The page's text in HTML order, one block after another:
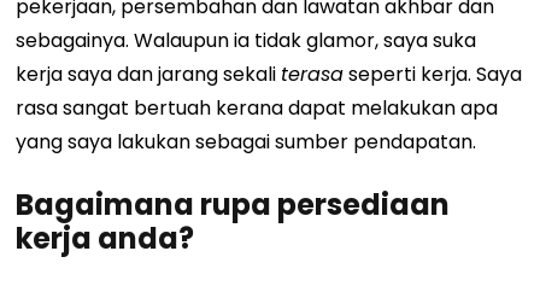
pekerjaan, persembahan dan lawatan akhbar dan
sebagainya. Walaupun ia tidak glamor, saya suka
kerja saya dan jarang sekali terasaseperti kerja. Saya
rasa sangat bertuah kerana dapat melakukan apa
yang saya lakukan sebagai sumber pendapatan.
Bagaimana rupa persediaan
kerja anda?